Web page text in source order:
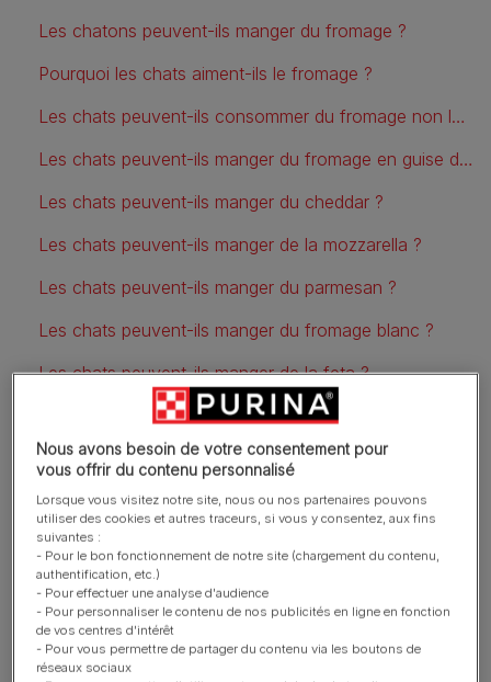
Les chatons peuvent-ils manger du fromage ?
Pourquoi les chats aiment-ils le fromage ?
Les chats peuvent-ils consommer du fromage non laitier ?
Les chats peuvent-ils manger du fromage en guise de friandise ?
Les chats peuvent-ils manger du cheddar ?
Les chats peuvent-ils manger de la mozzarella ?
Les chats peuvent-ils manger du parmesan ?
Les chats peuvent-ils manger du fromage blanc ?
Les chats peuvent-ils manger de la feta ?
Les chats peuvent-ils manger du fromage de chèvre ?
Les chats peuvent-ils manger
du fromage ?
Compte tenu du penchant de notre culture populaire
pour les images de chats buvant du lait, il n’est pas
étonnant que l’un des mythes félins les plus tenaces soit
Nous avons besoin de votre consentement pour
vous offrir du contenu personnalisé
Lorsque vous visitez notre site, nous ou nos partenaires pouvons
utiliser des cookies et autres traceurs, si vous y consentez, aux fins
suivantes :
- Pour le bon fonctionnement de notre site (chargement du contenu,
authentification, etc.)
- Pour effectuer une analyse d'audience
- Pour personnaliser le contenu de nos publicités en ligne en fonction
de vos centres d'intérêt
- Pour vous permettre de partager du contenu via les boutons de
réseaux sociaux